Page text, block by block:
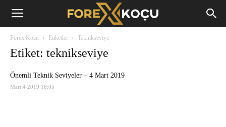
Forex
Forex Koçu Etiketler Teknikseviye
Etiket: teknikseviye
Önemli Teknik Seviyeler – 4 Mart 2019
Mart 4 2019 18:05